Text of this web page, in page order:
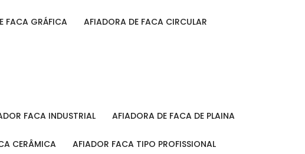
FACA GRÁFICA AFIADORA DE FACA CIRCULAR
FACA INDUSTRIAL AFIADORA DE FACA DE PLAINA
CERÂMICA AFIADOR FACA TIPO PROFISSIONAL